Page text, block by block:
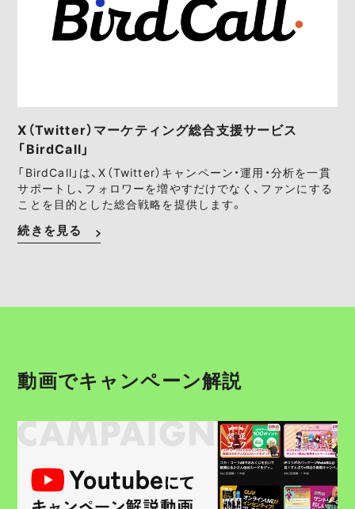
X（Twitter）マーケティング総合支援サービス
「BirdCall」
「BirdCall」は、X（Twitter）キャンペーン・運用・分析を一貫
サポートし、フォロワーを増やすだけでなく、ファンにする
ことを目的とした総合戦略を提供します。
続きを見る
動画でキャンペーン解説